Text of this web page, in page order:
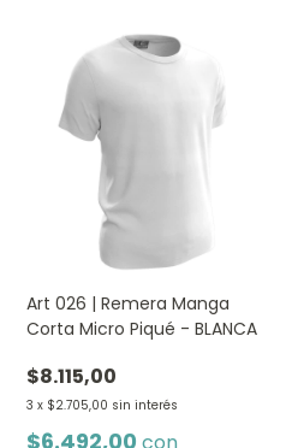
Art 026 | Remera Manga
Corta Micro Piqué - BLANCA
$8.115,00
3 x $2.705,00 sin interés
$6.492,00